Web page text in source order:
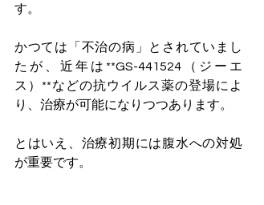
す。
かつては「不治の病」とされていまし
たが、近年は**GS-441524（ジーエ
ス）**などの抗ウイルス薬の登場によ
り、治療が可能になりつつあります。
とはいえ、治療初期には腹水への対処
が重要です。